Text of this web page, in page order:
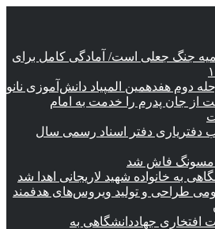
جنگ جعلی است/ آمادگی کامل برای
دوم هفدهمین المپیاد دانش‌آموزی نانو
از جان پدرم را خدمت به امام
دفتریاری دفتر اسناد رسمی سال
فاش شد
به خانواده شهید لاریجانی اهدا شد
طراحی و تولید ویروس‌های هدفمند
جهاددانشگاهی به